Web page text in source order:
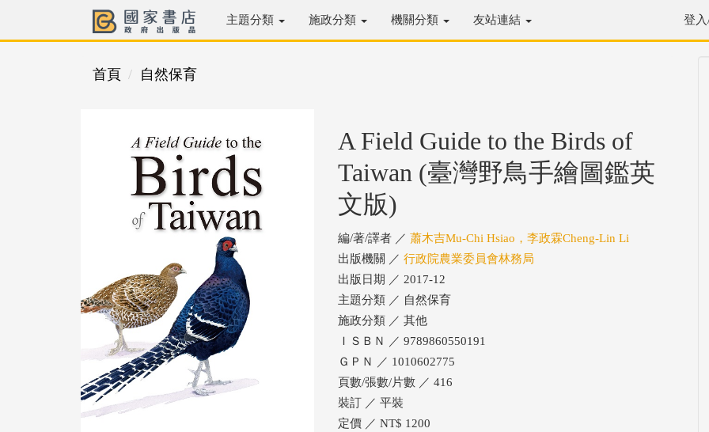
主題分類 施政分類 機關分類 友站連結 登
首頁 自然保育
A Field Guide to the Birds of
Taiwan (臺灣野鳥手繪圖鑑英
文版)
編/著/譯者 ／ 蕭木吉Mu-Chi Hsiao，李政霖Cheng-Lin Li
出版機關 ／ 行政院農業委員會林務局
出版日期 ／ 2017-12
主題分類 ／ 自然保育
施政分類 ／ 其他
ＩＳＢＮ ／ 9789860550191
ＧＰＮ ／ 1010602775
頁數/張數/片數 ／ 416
裝訂 ／ 平裝
定價 ／ NT$ 1200